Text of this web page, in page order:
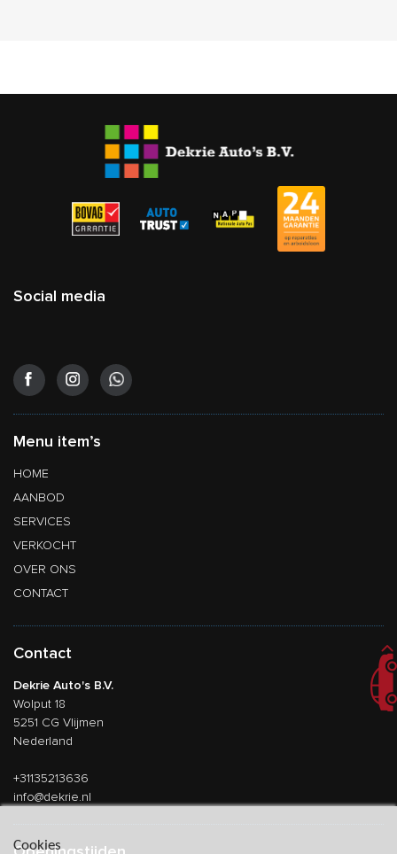
Social media
Menu item’s
HOME
AANBOD
SERVICES
VERKOCHT
OVER ONS
CONTACT
Contact
Dekrie Auto's B.V.
Wolput 18
5251 CG Vlijmen
Nederland
+31135213636
info@dekrie.nl
Cookies